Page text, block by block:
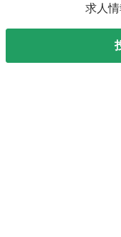
求人